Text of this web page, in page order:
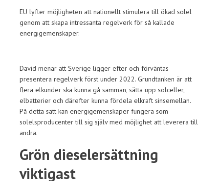
EU lyfter möjligheten att nationellt stimulera till ökad solel
genom att skapa intressanta regelverk för så kallade
energigemenskaper.
David menar att Sverige ligger efter och förväntas
presentera regelverk först under 2022. Grundtanken är att
flera elkunder ska kunna gå samman, sätta upp solceller,
elbatterier och därefter kunna fördela elkraft sinsemellan.
På detta sätt kan energigemenskaper fungera som
solelsproducenter till sig själv med möjlighet att leverera till
andra.
Grön dieselersättning
viktigast